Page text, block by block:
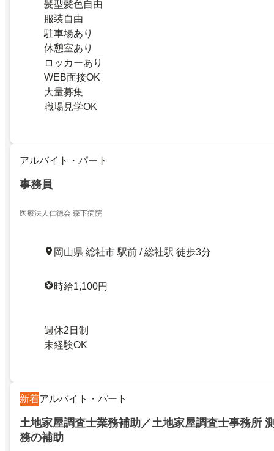
髪型髪色自由
服装自由
駐車場あり
休憩室あり
ロッカーあり
WEB面接OK
大量募集
職場見学OK
アルバイト・パート
事務員
医療法人仁徳会 森下病院
岡山県 総社市 駅前 / 総社駅 徒歩3分
時給1,100円
週休2日制
未経験OK
新着アルバイト・パート
土地家屋調査士業務補助／土地家屋調査士事務所
務の補助